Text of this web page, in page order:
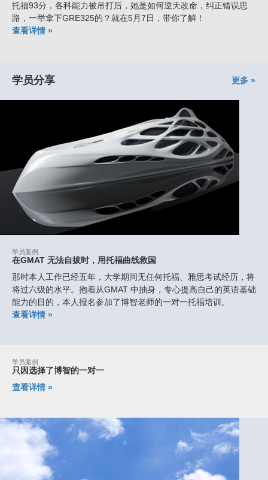
托福93分，各科能力被吊打后，她是如何逆天改命，纠正错误思
路，一举拿下GRE325的？就在5月7日，带你了解！
查看详情 »
学员分享 更多 »
学员案例
在GMAT 无法自拔时，用托福曲线救国
那时本人工作已经五年，大学期间无任何托福、雅思考试经历，将
将过六级的水平。抱着从GMAT 中抽身，专心提高自己的英语基础
能力的目的，本人报名参加了博智老师的一对一托福培训。
查看详情 »
学员案例
只因选择了博智的一对一
查看详情 »